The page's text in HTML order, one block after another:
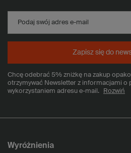
Podaj swój adres e-mail
Chcę odebrać 5% zniżkę na zakup
otrzymywać Newsletter z informacjami o
wykorzystaniem adresu e-mail.
Rozwiń
Zapisz się do
Wyróżnienia